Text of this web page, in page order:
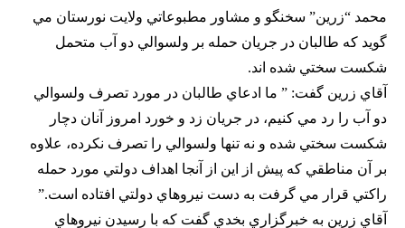
محمد “زرين” سخنگو و مشاور مطبوعاتي ولايت نورستان مي
گويد كه طالبان در جريان حمله بر ولسوالي دو آب متحمل
شكست سختي شده اند.
آقاي زرين گفت: ” ما ادعاي طالبان در مورد تصرف ولسوالي
دو آب را رد مي كنيم، در جريان زد و خورد امروز آنان دچار
شكست سختي شده و نه تنها ولسوالي را تصرف نكرده، علاوه
بر آن مناطقي كه پيش از اين از آنجا اهداف دولتي مورد حمله
راكتي قرار مي گرفت به دست نيروهاي دولتي افتاده است.”
آقاي زرين به خبرگزاري بخدي گفت كه با رسيدن نيروهاي